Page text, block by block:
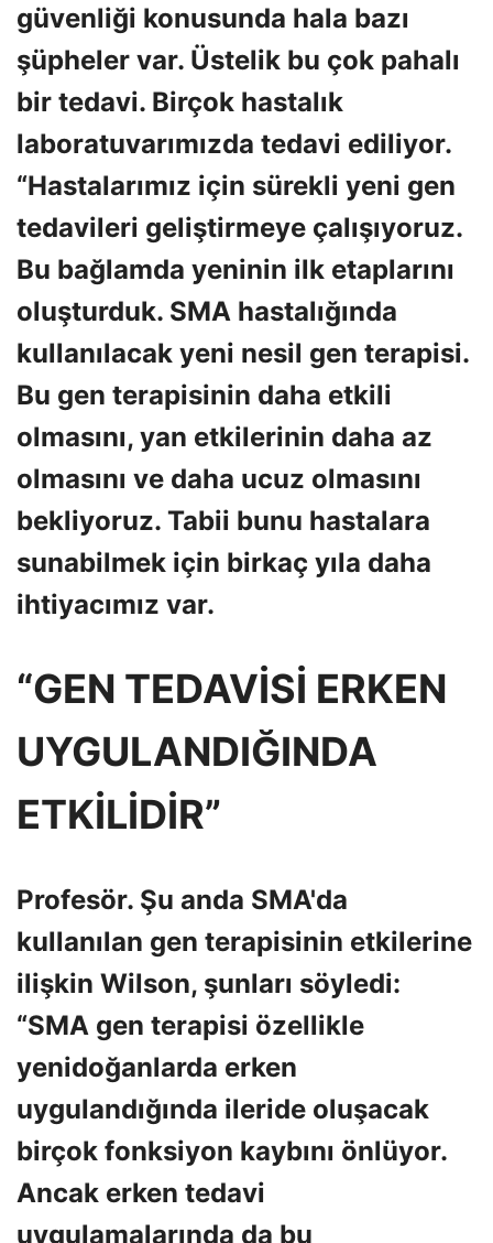
güvenliği konusunda hala bazı
şüpheler var. Üstelik bu çok pahalı
bir tedavi. Birçok hastalık
laboratuvarımızda tedavi ediliyor.
“Hastalarımız için sürekli yeni gen
tedavileri geliştirmeye çalışıyoruz.
Bu bağlamda yeninin ilk etaplarını
oluşturduk. SMA hastalığında
kullanılacak yeni nesil gen terapisi.
Bu gen terapisinin daha etkili
olmasını, yan etkilerinin daha az
olmasını ve daha ucuz olmasını
bekliyoruz. Tabii bunu hastalara
sunabilmek için birkaç yıla daha
ihtiyacımız var.
“GEN TEDAVİSİ ERKEN
UYGULANDIĞINDA
ETKİLİDİR”
Profesör. Şu anda SMA'da
kullanılan gen terapisinin etkilerine
ilişkin Wilson, şunları söyledi:
“SMA gen terapisi özellikle
yenidoğanlarda erken
uygulandığında ileride oluşacak
birçok fonksiyon kaybını önlüyor.
Ancak erken tedavi
uygulamalarında da bu